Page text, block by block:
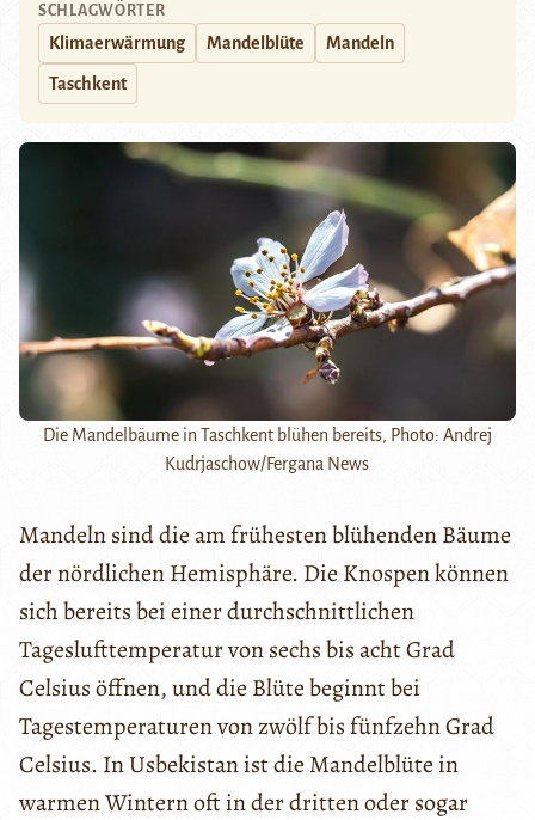
SCHLAGWÖRTER
Klimaerwärmung Mandelblüte Mandeln
Taschkent
Die Mandelbäume in Taschkent blühen bereits, Photo: Andrej
Kudrjaschow/Fergana News
Mandeln sind die am frühesten blühenden Bäume
der nördlichen Hemisphäre. Die Knospen können
sich bereits bei einer durchschnittlichen
Tageslufttemperatur von sechs bis acht Grad
Celsius öffnen, und die Blüte beginnt bei
Tagestemperaturen von zwölf bis fünfzehn Grad
Celsius. In Usbekistan ist die Mandelblüte in
warmen Wintern oft in der dritten oder sogar